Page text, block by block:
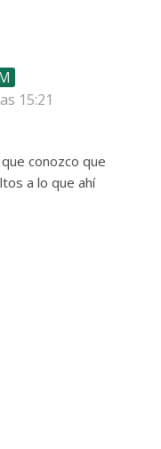
15:21
conozco que
a lo que ahí